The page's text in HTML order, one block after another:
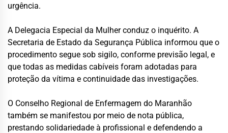
urgência.
A Delegacia Especial da Mulher conduz o inquérito. A
Secretaria de Estado da Segurança Pública informou que o
procedimento segue sob sigilo, conforme previsão legal, e
que todas as medidas cabíveis foram adotadas para
proteção da vítima e continuidade das investigações.
O Conselho Regional de Enfermagem do Maranhão
também se manifestou por meio de nota pública,
prestando solidariedade à profissional e defendendo a